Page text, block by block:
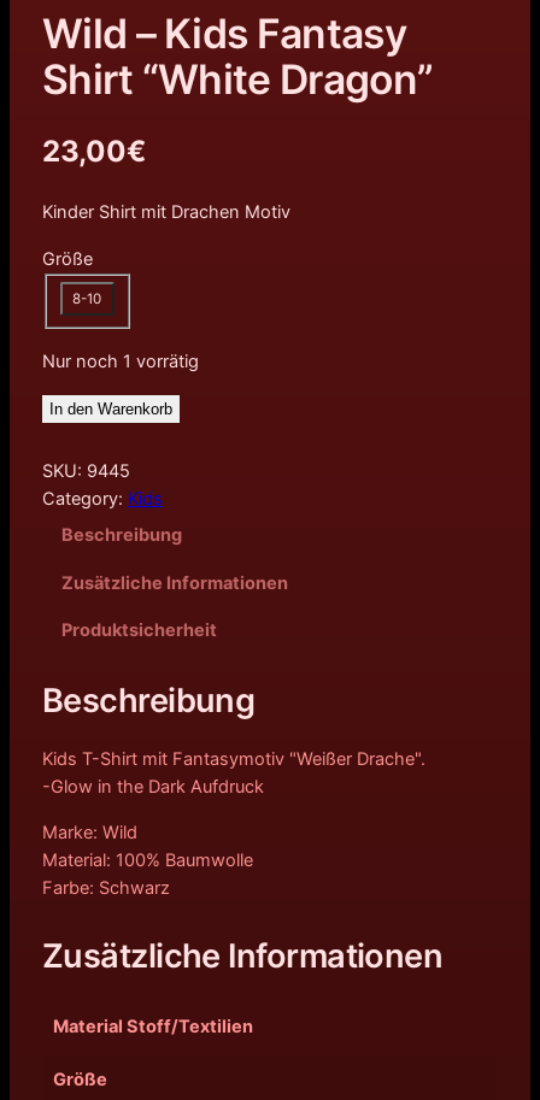
Wild – Kids Fantasy
Shirt “White Dragon”
23,00€
Kinder Shirt mit Drachen Motiv
Größe
8-10
Nur noch 1 vorrätig
In den Warenkorb
SKU: 9445
Category: Kids
Beschreibung
Zusätzliche Informationen
Produktsicherheit
Beschreibung
Kids T-Shirt mit Fantasymotiv "Weißer Drache".
-Glow in the Dark Aufdruck
Marke: Wild
Material: 100% Baumwolle
Farbe: Schwarz
Zusätzliche Informationen
Material Stoff/Textilien
Größe